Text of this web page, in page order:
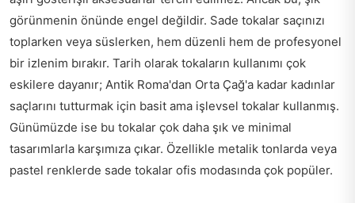
görünmenin önünde engel değildir. Sade tokalar saçınızı
toplarken veya süslerken, hem düzenli hem de profesyonel
bir izlenim bırakır. Tarih olarak tokaların kullanımı çok
eskilere dayanır; Antik Roma'dan Orta Çağ'a kadar kadınlar
saçlarını tutturmak için basit ama işlevsel tokalar kullanmış.
Günümüzde ise bu tokalar çok daha şık ve minimal
tasarımlarla karşımıza çıkar. Özellikle metalik tonlarda veya
pastel renklerde sade tokalar ofis modasında çok popüler.